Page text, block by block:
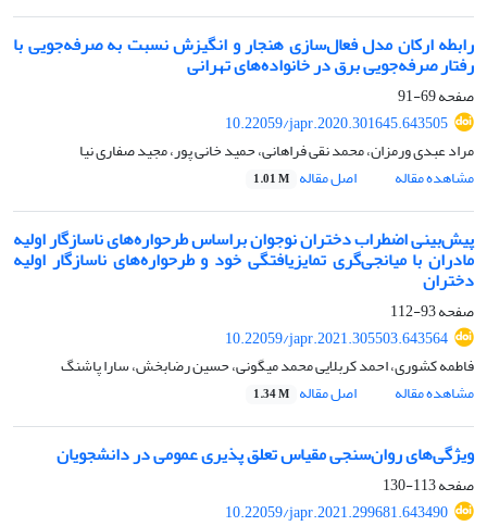
رابطه ارکان مدل فعال‌سازی هنجار و انگیزش نسبت به صرفه‌جویی با
رفتار صرفه‌جویی برق در خانواده‌های تهرانی
صفحه69-91
10.22059/japr.2020.301645.643505
مراد عبدی ورمزان، محمد نقی فراهانی، حمید خانی پور، مجید صفاری نیا
مشاهده مقاله
اصل مقاله 1.01 M
پیش‌بینی اضطراب دختران نوجوان براساس طرحواره‌های ناسازگار اولیه
مادران با میانجی‌گری تمایزیافتگی خود و طرحواره‌های ناسازگار اولیه
دختران
صفحه93-112
10.22059/japr.2021.305503.643564
فاطمه کشوری، احمد کربلایی محمد میگونی، حسین رضابخش، سارا پاشنگ
مشاهده مقاله
اصل مقاله 1.34 M
ویژگی‌های روان‌سنجی مقیاس تعلق پذیری عمومی در دانشجویان
صفحه113-130
10.22059/japr.2021.299681.643490